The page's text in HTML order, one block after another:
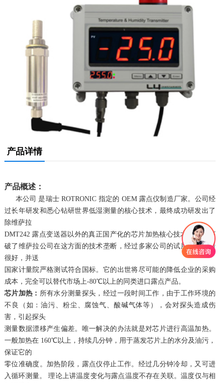
产品详情
产品概述：
本公司 是瑞士 ROTRONIC 指定的 OEM 露点仪制造厂家。公司经
过长年研发和悉心钻研世界低湿测量的核心技术，最终成功研发出了
除维萨拉
DMT242 露点变送器以外的真正国产化的芯片加热核心技术，成功打
破了维萨拉公司在这方面的技术垄断，经过多家公司的试用后均反馈
很好，并送
国家计量院严格测试符合国标。它的出世将尽可能的降低企业的采购
成本，完全可以替代市场上-80℃以上的同类进口露点产品。
芯片加热： 所有水分测量探头，经过一段时间工作，由于工作环境的
不良（如：油污、粉尘、腐蚀气、酸碱气体等），会对探头造成伤
害，引起探头
测量数据漂移产生偏差。唯一解决的办法就是对芯片进行高温加热。
一般加热在 160℃以上，持续几分钟，用于蒸发芯片上的水分及油污，
保证它的
零位准确度。加热阶段，露点仪停止工作。经过几分钟冷却，又可进
入循环测量。 理论上讲温度变化与露点温度不存在关联。温度仅与相